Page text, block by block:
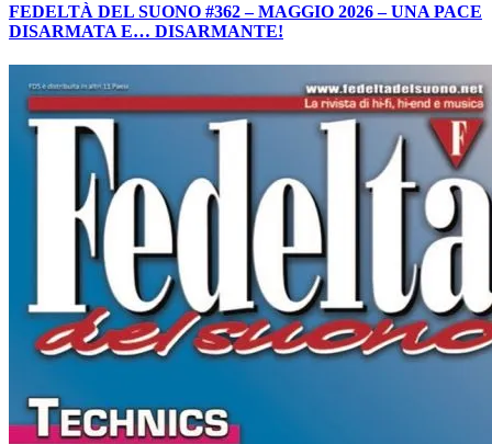
FEDELTÀ DEL SUONO #362 – MAGGIO 2026 – UNA PACE
DISARMATA E… DISARMANTE!